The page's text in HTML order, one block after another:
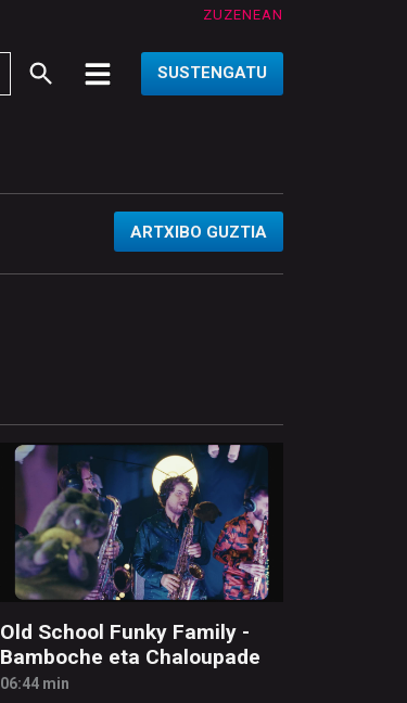
ZUZENEAN
SUSTENGATU
ARTXIBO GUZTIA
Old School Funky Family -
Bamboche eta Chaloupade
06:44 min